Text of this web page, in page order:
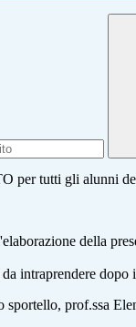
per tutti gli alunni
della
intraprendere
sportello, prof.ssa